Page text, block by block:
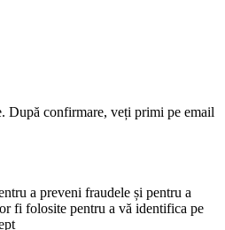
După confirmare, veți primi pe email
a preveni fraudele și pentru a
fi folosite pentru a vă identifica pe